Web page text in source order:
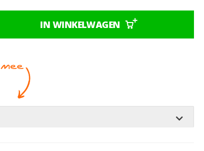
IN WINKELWAGEN